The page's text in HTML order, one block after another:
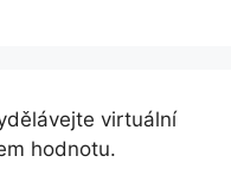
virtuální
hodnotu.